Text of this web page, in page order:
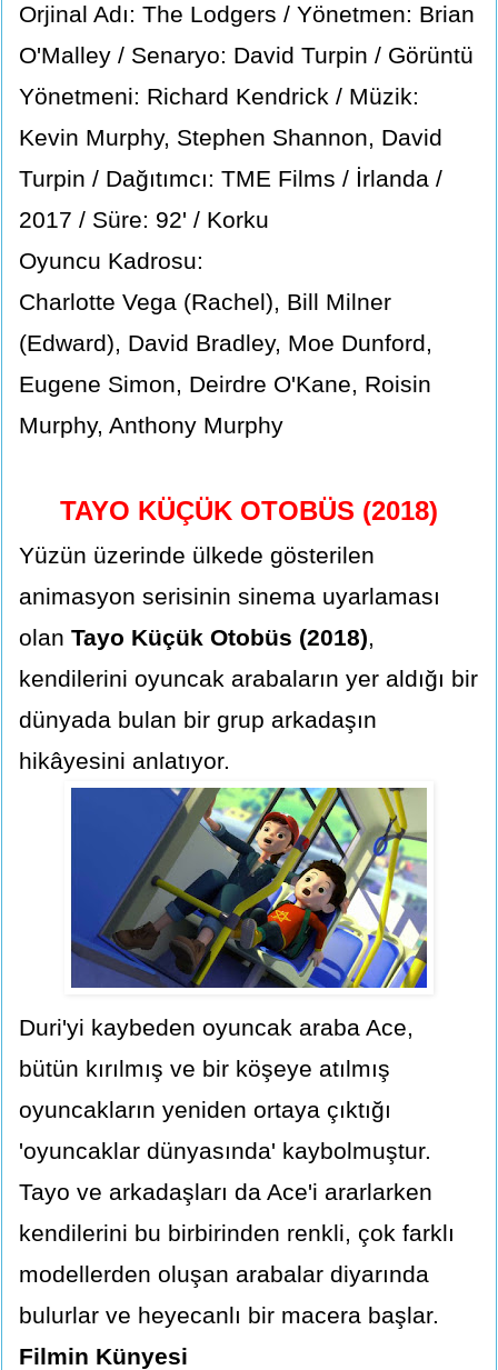
Orjinal Adı: The Lodgers / Yönetmen: Brian
O'Malley / Senaryo: David Turpin / Görüntü
Yönetmeni: Richard Kendrick / Müzik:
Kevin Murphy, Stephen Shannon, David
Turpin / Dağıtımcı: TME Films / İrlanda /
2017 / Süre: 92' / Korku
Oyuncu Kadrosu:
Charlotte Vega (Rachel), Bill Milner
(Edward), David Bradley, Moe Dunford,
Eugene Simon, Deirdre O'Kane, Roisin
Murphy, Anthony Murphy
TAYO KÜÇÜK OTOBÜS (2018)
Yüzün üzerinde ülkede gösterilen
animasyon serisinin sinema uyarlaması
olan Tayo Küçük Otobüs (2018),
kendilerini oyuncak arabaların yer aldığı bir
dünyada bulan bir grup arkadaşın
hikâyesini anlatıyor.
Duri'yi kaybeden oyuncak araba Ace,
bütün kırılmış ve bir köşeye atılmış
oyuncakların yeniden ortaya çıktığı
'oyuncaklar dünyasında' kaybolmuştur.
Tayo ve arkadaşları da Ace'i ararlarken
kendilerini bu birbirinden renkli, çok farklı
modellerden oluşan arabalar diyarında
bulurlar ve heyecanlı bir macera başlar.
Filmin Künyesi